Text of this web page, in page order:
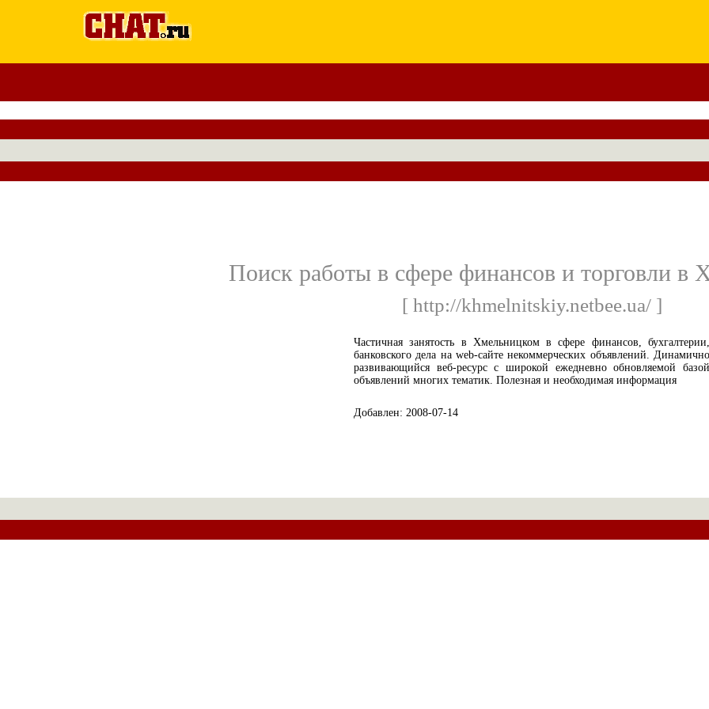
Поиск работы в сфере финансов и торговли в
[ http://khmelnitskiy.netbee.ua/ ]
Частичная занятость в Хмельницком в сфере финансов, бухгалтерии,
банковского дела на web-сайте некоммерческих объявлений. Динамично
развивающийся веб-ресурс с широкой ежедневно обновляемой базой
объявлений многих тематик. Полезная и необходимая информация
Добавлен: 2008-07-14